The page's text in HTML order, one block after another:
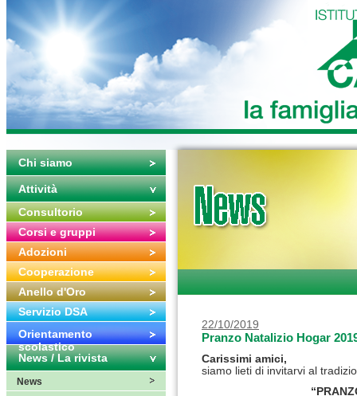
Chi siamo
Attività
Consultorio
Corsi e gruppi
Adozioni
Cooperazione
Anello d'Oro
Servizio DSA
Orientamento
scolastico
News / La rivista
News
22/10/2019
Pranzo Natalizio Hogar
Carissimi amici,
siamo lieti di invitarvi al